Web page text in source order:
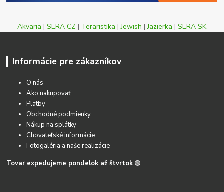
Akvaria | SERA CZ | Teraristika |Jewish |Jazierka | SERA SK
Informácie pre zákazníkov
O nás
Ako nakupovať
Platby
Obchodné podmienky
Nákup na splátky
Chovateľské informácie
Fotogaléria a naše realizácie
Tovar expedujeme pondelok až štvrtok 🟢